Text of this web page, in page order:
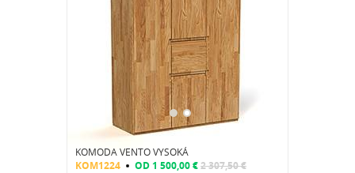
KOMODA VENTO VYSOKÁ
KOM1224 OD1 500,00 €2 307,50 €